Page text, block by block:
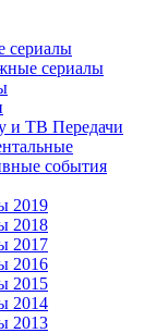
сериалы
сериалы
и ТВ Передачи
события
2019
2018
2017
2016
2015
2014
2013